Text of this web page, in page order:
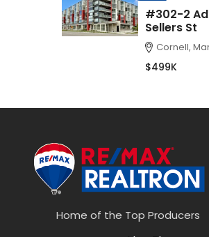
#302-2
Sellers St
Cornell,
$499K
Home of the Top Producers